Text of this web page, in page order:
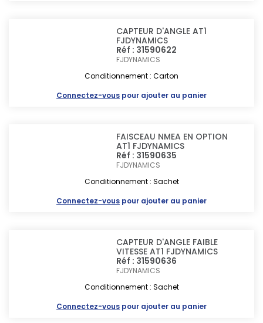
CAPTEUR D'ANGLE AT1
FJDYNAMICS
Réf : 31590622
FJDYNAMICS
Conditionnement : Carton
Connectez-vous pour ajouter au panier
FAISCEAU NMEA EN OPTION
AT1 FJDYNAMICS
Réf : 31590635
FJDYNAMICS
Conditionnement : Sachet
Connectez-vous pour ajouter au panier
CAPTEUR D'ANGLE FAIBLE
VITESSE AT1 FJDYNAMICS
Réf : 31590636
FJDYNAMICS
Conditionnement : Sachet
Connectez-vous pour ajouter au panier